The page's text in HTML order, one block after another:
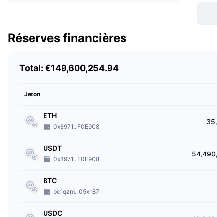
Où
est
Réserves financières
Total: €149,600,254.94
Jeton
ETH
0xB971...F0E9C8
USDT
0xB971...F0E9C8
BTC
bc1qzm...05xh87
USDC